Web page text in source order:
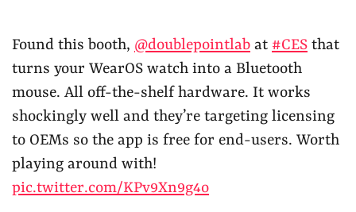
Found this booth, @doublepointlab at #CES that
turns your WearOS watch into a Bluetooth
mouse. All off-the-shelf hardware. It works
shockingly well and they’re targeting licensing
to OEMs so the app is free for end-users. Worth
playing around with!
pic.twitter.com/KPv9Xn9g4o